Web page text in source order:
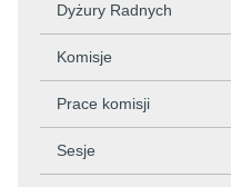
Dyżury Radnych
Komisje
Prace komisji
Sesje